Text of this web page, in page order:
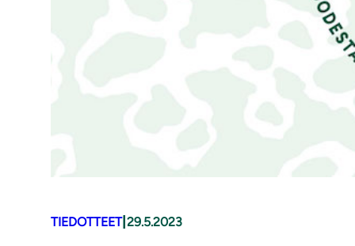
TIEDOTTEET| 29.5.2023